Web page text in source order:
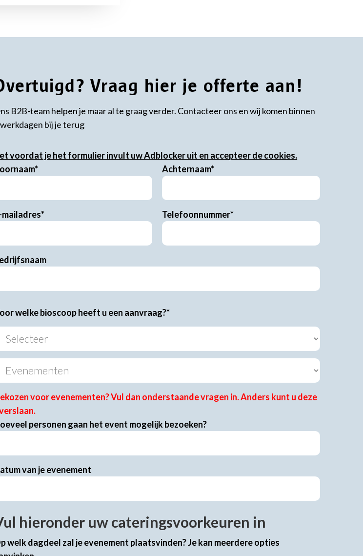
Vraag hier je offerte aan!
B2B-team helpen je maar al te graag verder. Contacteer ons en wij komen binnen
bij je terug
voordat je het formulier invult uw Adblocker uit en accepteer de cookies.
Achternaam*
mailadres* Telefoonnummer*
welke bioscoop heeft u een aanvraag?*
voor evenementen? Vul dan onderstaande vragen in. Anders kunt u deze
personen gaan het event mogelijk bezoeken?
van je evenement
hieronder uw cateringsvoorkeuren in
welk dagdeel zal je evenement plaatsvinden? Je kan meerdere opties